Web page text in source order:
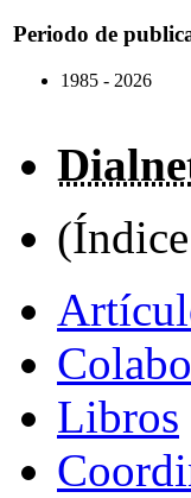
Periodo de
1985 - 2026
Libros